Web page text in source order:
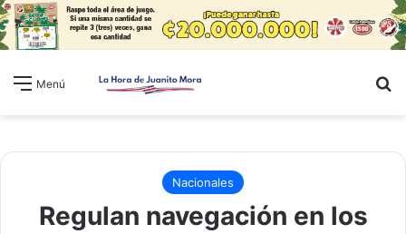
Menú
Nacionales
Regulan navegación en los